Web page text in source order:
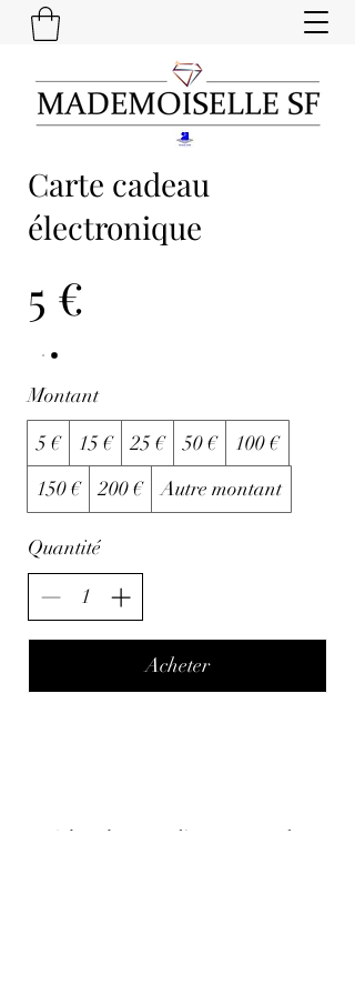
Carte cadeau
électronique
5 €
Montant
5 €
15 € 25 € 50 €
100 €
150 €
200 € Autre montant
Quantité
Acheter
-10% de réduction à l'inscription à la